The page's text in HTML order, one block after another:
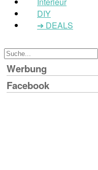
DIY
➔ DEALS
Werbung
Facebook